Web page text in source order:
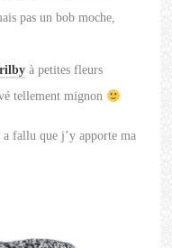
pas un bob moche,
à petites fleurs
tellement mignon
fallu que j’y apporte ma